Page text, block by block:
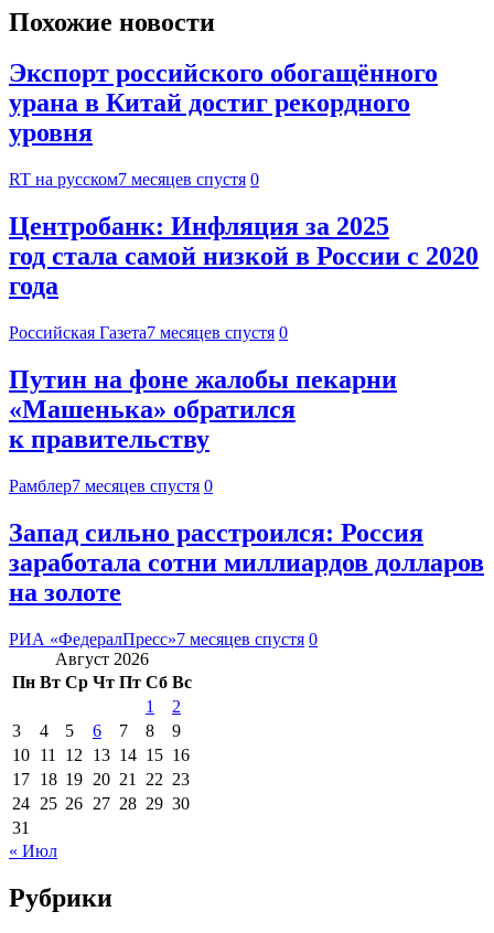
Похожие новости
Экспорт российского обогащённого
урана в Китай достиг рекордного
уровня
RT на русском7 месяцев спустя 0
Центробанк: Инфляция за 2025
год стала самой низкой в России с 2020
года
Российская Газета7 месяцев спустя 0
Путин на фоне жалобы пекарни
«Машенька» обратился
к правительству
Рамблер7 месяцев спустя 0
Запад сильно расстроился: Россия
заработала сотни миллиардов долларов
на золоте
РИА «ФедералПресс»7 месяцев спустя 0
Август 2026
Пн Вт Ср Чт Пт Сб Вс
1
2
3
4 5 6 7 8
9
10 11 12 13 14 15 16
17 18 19 20 21 22 23
24 25 26 27 28 29 30
31
« Июл
Рубрики